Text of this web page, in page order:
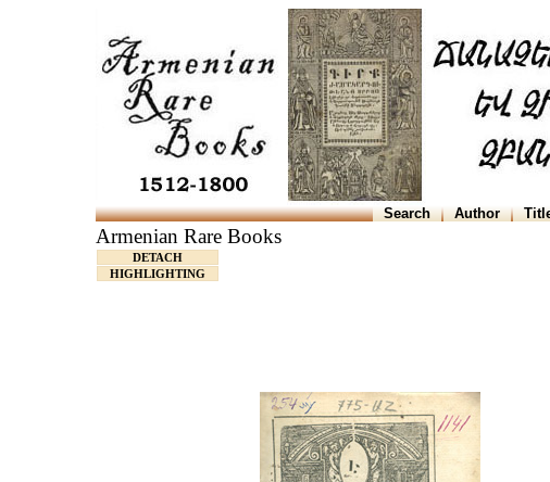
Search Author
Armenian Rare Books
DETACH
HIGHLIGHTING